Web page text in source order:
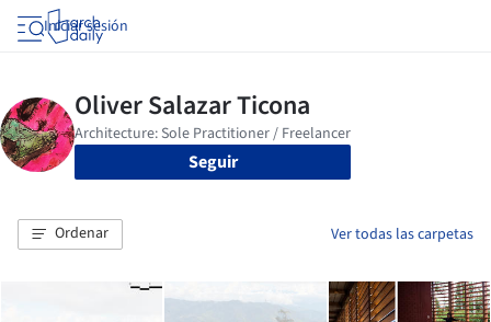
Iniciar sesión
Seguir
Ordenar Ver todas las carpetas